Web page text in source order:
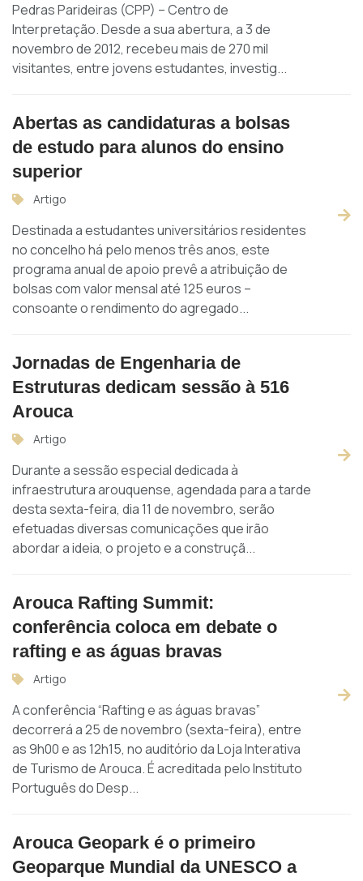
Pedras Parideiras (CPP) – Centro de
Interpretação. Desde a sua abertura, a 3 de
novembro de 2012, recebeu mais de 270 mil
visitantes, entre jovens estudantes, investig...
Abertas as candidaturas a bolsas
de estudo para alunos do ensino
superior
Artigo
Destinada a estudantes universitários residentes
no concelho há pelo menos três anos, este
programa anual de apoio prevê a atribuição de
bolsas com valor mensal até 125 euros –
consoante o rendimento do agregado...
Jornadas de Engenharia de
Estruturas dedicam sessão à 516
Arouca
Artigo
Durante a sessão especial dedicada à
infraestrutura arouquense, agendada para a tarde
desta sexta-feira, dia 11 de novembro, serão
efetuadas diversas comunicações que irão
abordar a ideia, o projeto e a construçã...
Arouca Rafting Summit:
conferência coloca em debate o
rafting e as águas bravas
Artigo
A conferência “Rafting e as águas bravas”
decorrerá a 25 de novembro (sexta-feira), entre
as 9h00 e as 12h15, no auditório da Loja Interativa
de Turismo de Arouca. É acreditada pelo Instituto
Português do Desp...
Arouca Geopark é o primeiro
Geoparque Mundial da UNESCO a